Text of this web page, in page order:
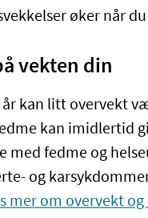
øker når
vekten din
kan litt overvekt
kan imidlertid
med fedme og
og
mer om overvekt